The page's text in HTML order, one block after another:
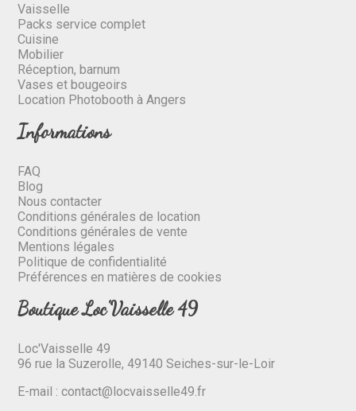
Vaisselle
Packs service complet
Cuisine
Mobilier
Réception, barnum
Vases et bougeoirs
Location Photobooth à Angers
Informations
FAQ
Blog
Nous contacter
Conditions générales de location
Conditions générales de vente
Mentions légales
Politique de confidentialité
Préférences en matières de cookies
Boutique Loc'Vaisselle 49
Loc'Vaisselle 49
96 rue la Suzerolle, 49140 Seiches-sur-le-Loir
E-mail :contact@locvaisselle49.fr